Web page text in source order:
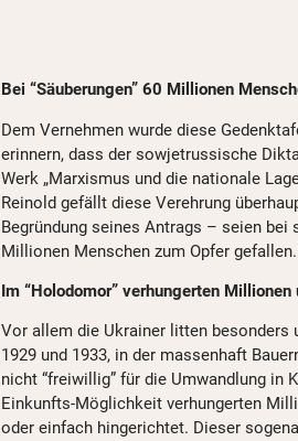
Bei “Säuberungen” 60 Millionen
Dem Vernehmen wurde diese
erinnern, dass der sowjetrussische
Werk „Marxismus und die nationale
Reinold gefällt diese Verehrung
Begründung seines Antrags – seien bei
Millionen Menschen zum Opfer gefallen.
Im “Holodomor” verhungerten
Vor allem die Ukrainer litten besonders
1929 und 1933, in der massenhaft
nicht “freiwillig” für die Umwandlung in
Einkunfts-Möglichkeit verhungerten
oder einfach hingerichtet. Dieser